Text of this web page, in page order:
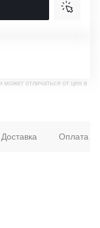
может отличаться от цен в
Доставка Оплата